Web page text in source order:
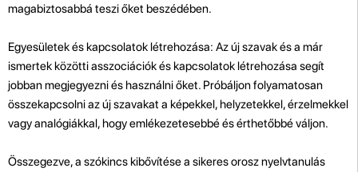
magabiztosabbá teszi őket beszédében.
Egyesületek és kapcsolatok létrehozása: Az új szavak és a már
ismertek közötti asszociációk és kapcsolatok létrehozása segít
jobban megjegyezni és használni őket. Próbáljon folyamatosan
összekapcsolni az új szavakat a képekkel, helyzetekkel, érzelmekkel
vagy analógiákkal, hogy emlékezetesebbé és érthetőbbé váljon.
Összegezve, a szókincs kibővítése a sikeres orosz nyelvtanulás